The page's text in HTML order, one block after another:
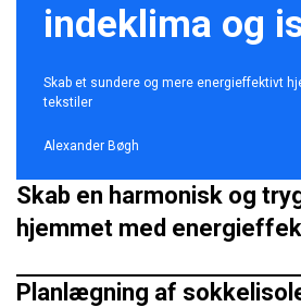
indeklima og
Skab et sundere og mere energieffektivt
tekstiler
Alexander Bøgh
Skab en harmonisk og
hjemmet med
Planlægning af